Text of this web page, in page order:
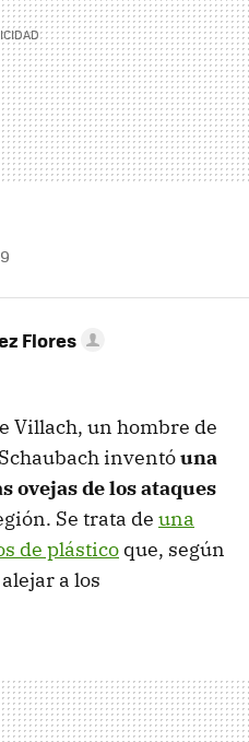
Flores
Villach, un hombre de
inventóuna
ovejas de los ataques
Se trata de una
de plástico que, según
a los